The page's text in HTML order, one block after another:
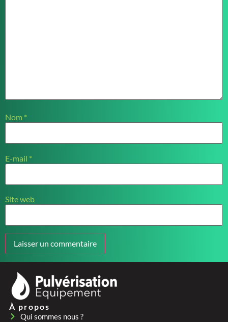
Nom *
E-mail *
Site web
À propos
Qui sommes nous ?